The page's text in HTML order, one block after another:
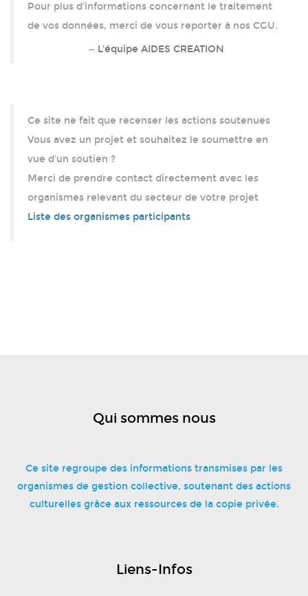
Pour plus d’informations concernant le traitement
de vos données, merci de vous reporter à nos CGU.
L'équipe AIDES CREATION
Ce site ne fait que recenser les actions soutenues
Vous avez un projet et souhaitez le soumettre en
vue d'un soutien ?
Merci de prendre contact directement avec les
organismes relevant du secteur de votre projet
Liste des organismes participants
Qui sommes nous
Ce site regroupe des informations transmises par les
organismes de gestion collective, soutenant des actions
culturelles grâce aux ressources de la copie privée.
Liens-Infos